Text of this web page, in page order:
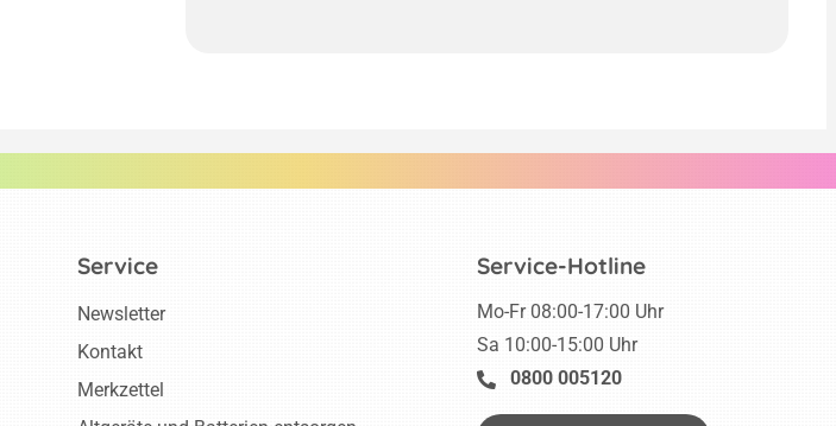
Service-Hotline
Mo-Fr 08:00-17:00 Uhr
Sa 10:00-15:00 Uhr
0800 005120
Service
Newsletter
Kontakt
Merkzettel